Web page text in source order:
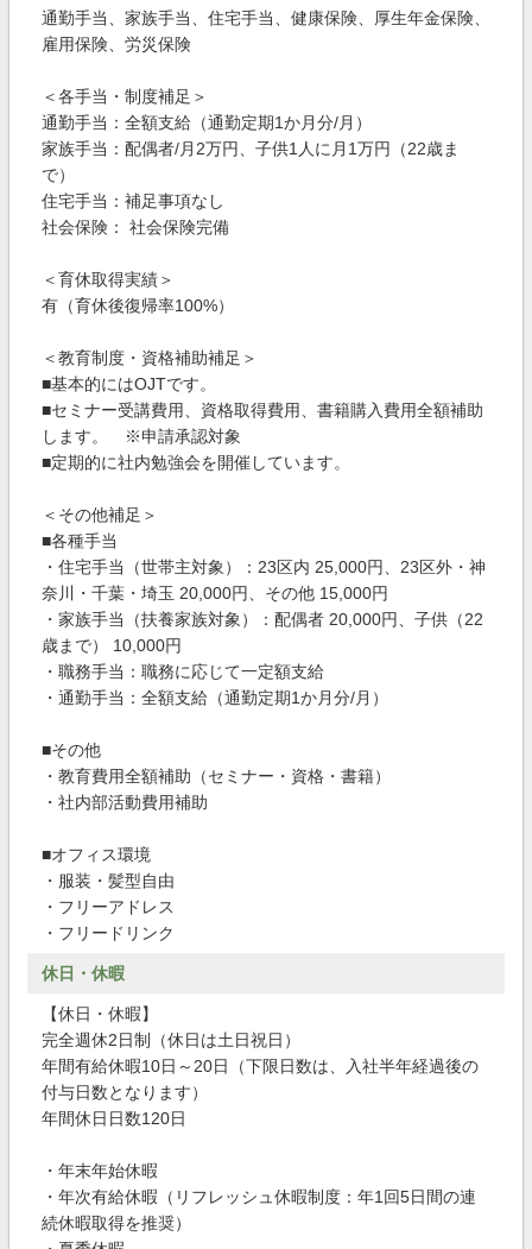
通勤手当、家族手当、住宅手当、健康保険、厚生年金保険、
雇用保険、労災保険
＜各手当・制度補足＞
通勤手当：全額支給（通勤定期1か月分/月）
家族手当：配偶者/月2万円、子供1人に月1万円（22歳ま
で）
住宅手当：補足事項なし
社会保険： 社会保険完備
＜育休取得実績＞
有（育休後復帰率100%）
＜教育制度・資格補助補足＞
■基本的にはOJTです。
■セミナー受講費用、資格取得費用、書籍購入費用全額補助
します。 ※申請承認対象
■定期的に社内勉強会を開催しています。
＜その他補足＞
■各種手当
・住宅手当（世帯主対象）：23区内 25,000円、23区外・神
奈川・千葉・埼玉 20,000円、その他 15,000円
・家族手当（扶養家族対象）：配偶者 20,000円、子供（22
歳まで） 10,000円
・職務手当：職務に応じて一定額支給
・通勤手当：全額支給（通勤定期1か月分/月）
■その他
・教育費用全額補助（セミナー・資格・書籍）
・社内部活動費用補助
■オフィス環境
・服装・髪型自由
・フリーアドレス
・フリードリンク
休日・休暇
【休日・休暇】
完全週休2日制（休日は土日祝日）
年間有給休暇10日～20日（下限日数は、入社半年経過後の
付与日数となります）
年間休日日数120日
・年末年始休暇
・年次有給休暇（リフレッシュ休暇制度：年1回5日間の連
続休暇取得を推奨）